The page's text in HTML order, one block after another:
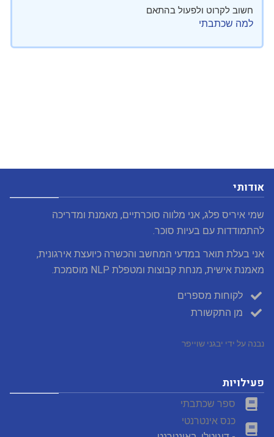
חשוב לקרוט ולפעול בהתאם
למה שכתבתי
אודותי
שמי איריס פלג, אני מלווה סוכרתיים, מאמנת ומדריכה
להתמודדות עם בעיות סוכר.
אני בעלת תואר במדעי המחשב והכשרה כיועצת אירגונית,
מאמנת אישית, מנחת קבוצות ומטפלת NLP מוסמכת.
לקוחות מספרים
מן התקשורת
נבנה על ידי יבגני שוייפר
פעילויות
ספר שכתבתי
כנס אינטרנטי